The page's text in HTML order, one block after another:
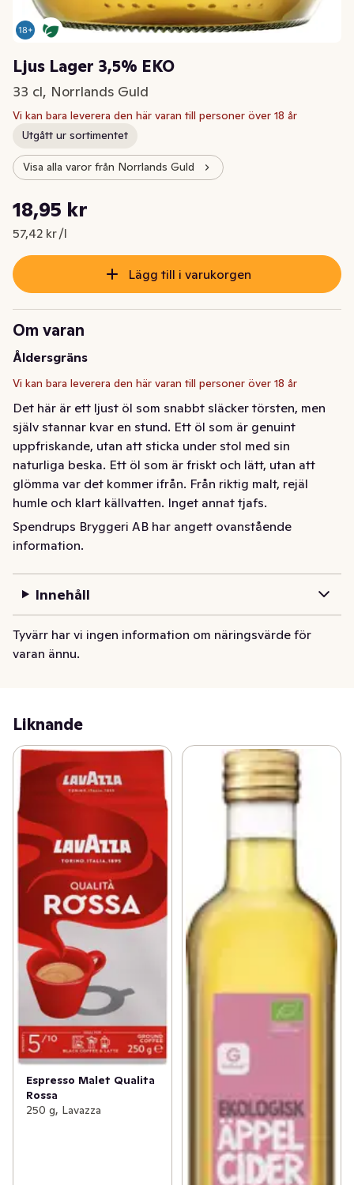
Ljus Lager 3,5% EKO
33 cl, Norrlands Guld
Vi kan bara leverera den här varan till personer över 18 år
Utgått ur sortimentet
Visa alla varor från Norrlands Guld
Nuvarande pris är: 18,95 kr
18,95 kr
57,42 kr /l
Styckpris: 57,42 kr /l
Lägg till i varukorgen
Om varan
Åldersgräns
Vi kan bara leverera den här varan till personer över 18 år
Det här är ett ljust öl som snabbt släcker törsten, men
själv stannar kvar en stund. Ett öl som är genuint
uppfriskande, utan att sticka under stol med sin
naturliga beska. Ett öl som är friskt och lätt, utan att
glömma var det kommer ifrån. Från riktig malt, rejäl
humle och klart källvatten. Inget annat tjafs.
Smaken har en lätt kropp, är maltig och balanseras väl
av en mycket utsökt beska.
Spendrups Bryggeri AB har angett ovanstående
information.
Innehåll
Tyvärr har vi ingen information om näringsvärde för
varan ännu.
Liknande
Espresso Malet Qualita
Rossa
250 g, Lavazza